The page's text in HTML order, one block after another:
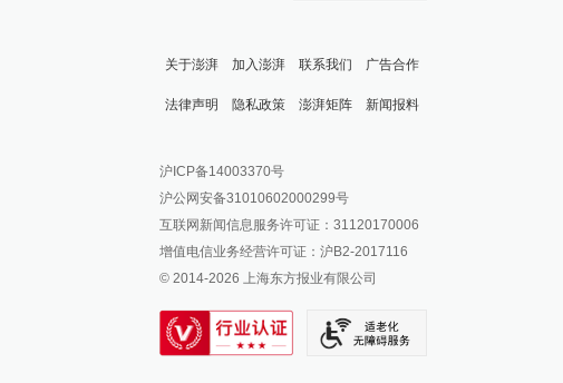
关于澎湃 加入澎湃 联系我们 广告合作
法律声明 隐私政策 澎湃矩阵
澎湃新闻公众号
澎湃新闻抖音号
派生万物开放平台
IP SHANGHAI
SIXTH TONE
新闻报料
报料邮箱: news@thepaper.cn
沪ICP备14003370号
沪公网安备31010602000299号
互联网新闻信息服务许可证：31120170006
增值电信业务经营许可证：沪B2-2017116
© 2014-2026 上海东方报业有限公司